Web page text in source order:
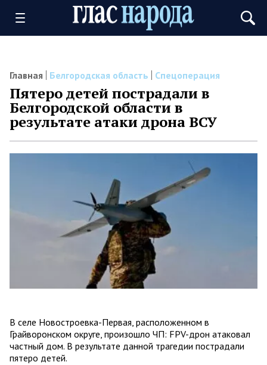
Главная Белгородская область Спецоперация
Пятеро детей пострадали в
Белгородской области в
результате атаки дрона ВСУ
В селе Новостроевка-Первая, расположенном в
Грайворонском округе, произошло ЧП: FPV-дрон атаковал
частный дом. В результате данной трагедии пострадали
пятеро детей.